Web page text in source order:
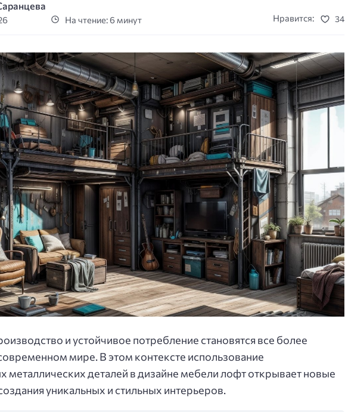
На чтение: 6 минут Нравится: 34
и устойчивое потребление становятся все более
мире. В этом контексте использование
металлических деталей в дизайне мебели лофт открывает новые
уникальных и стильных интерьеров.